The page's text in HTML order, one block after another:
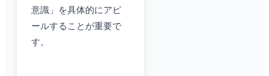
意識」を具体的にアピ
ールすることが重要で
す。